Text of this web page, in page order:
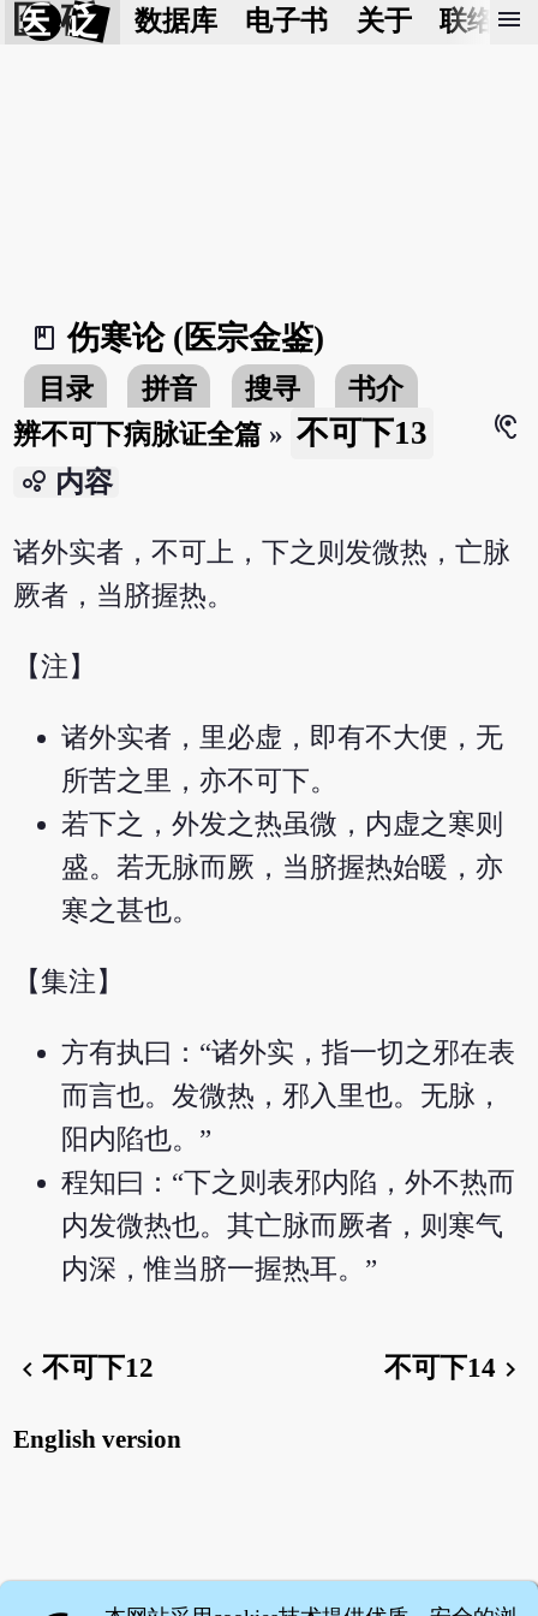
医 砭 数据库 电子书 关于 联络我
menu
book_2
伤寒论 (医宗金鉴)
目录 拼音 搜寻
书介
辨不可下病脉证全篇 » 不可下13
hearing
bubble_chart 内容
诸外实者，不可上，下之则发微热，亡脉
厥者，当脐握热。
【注】
诸外实者，里必虚，即有不大便，无
所苦之里，亦不可下。
若下之，外发之热虽微，内虚之寒则
盛。若无脉而厥，当脐握热始暖，亦
寒之甚也。
【集注】
方有执曰：“诸外实，指一切之邪在表
而言也。发微热，邪入里也。无脉，
阳内陷也。”
程知曰：“下之则表邪内陷，外不热而
内发微热也。其亡脉而厥者，则寒气
内深，惟当脐一握热耳。”
chevron_left不可下12 不可下14 chevron_right
English version